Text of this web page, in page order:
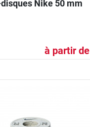
Nike 50 mm
à partir de